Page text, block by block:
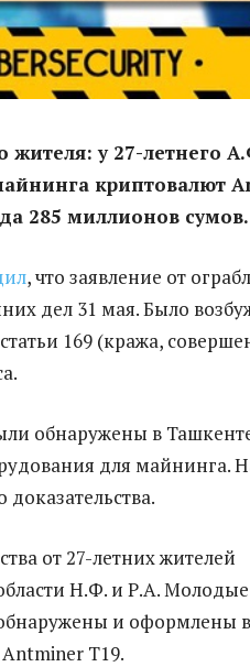
жителя: у 27-летнего
криптовалют
285 миллионов сумов.
, что заявление от
дел 31 мая. Было
169 (кража,
обнаружены в
для майнинга.
доказательства.
от 27-летних жителей
Н.Ф. и Р.А.
и оформлены в
T19.